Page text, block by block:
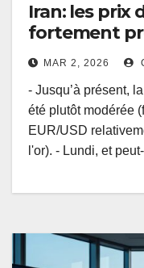
Iran: les prix
fortement
MAR 2, 2026
- Jusqu’à présent,
été plutôt modérée
EUR/USD
l'or). - Lundi, et